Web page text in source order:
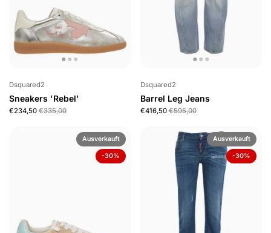
Dsquared2
Sneakers 'Rebel'
€234,50 €335,00
Dsquared2
Barrel Leg Jeans
€416,50 €595,00
Ausverkauft
-30%
Ausverkauft
-30%